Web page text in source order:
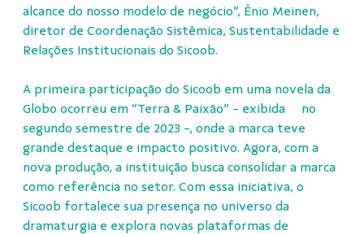
alcance do nosso modelo de negócio”, Ênio Meinen,
diretor de Coordenação Sistêmica, Sustentabilidade e
Relações Institucionais do Sicoob.
A primeira participação do Sicoob em uma novela da
Globo ocorreu em “Terra & Paixão” - exibida no
segundo semestre de 2023 -, onde a marca teve
grande destaque e impacto positivo. Agora, com a
nova produção, a instituição busca consolidar a marca
como referência no setor. Com essa iniciativa, o
Sicoob fortalece sua presença no universo da
dramaturgia e explora novas plataformas de